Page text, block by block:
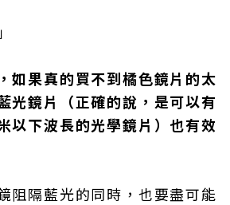
如果真的買不到橘色鏡片的太
光鏡片（正確的說，是可以有
以下波長的光學鏡片）也有效
阻隔藍光的同時，也要盡可能